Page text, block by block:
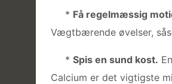
* Få regelmæssig
Vægtbærende øvelser,
* Spis en sund kost.
Calcium er det vigtigste